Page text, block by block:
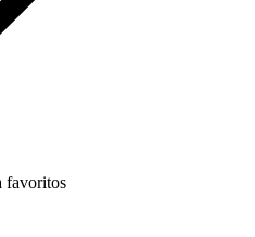
favoritos